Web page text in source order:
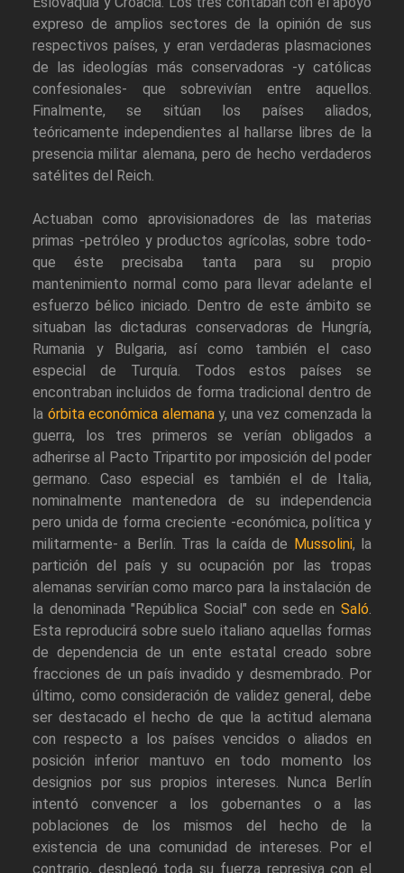
expreso de amplios sectores de la opinión de sus
respectivos países, y eran verdaderas plasmaciones
de las ideologías más conservadoras -y católicas
confesionales- que sobrevivían entre aquellos.
Finalmente, se sitúan los países aliados,
teóricamente independientes al hallarse libres de la
presencia militar alemana, pero de hecho verdaderos
satélites del Reich.
Actuaban como aprovisionadores de las materias
primas -petróleo y productos agrícolas, sobre todo-
que éste precisaba tanta para su propio
mantenimiento normal como para llevar adelante el
esfuerzo bélico iniciado. Dentro de este ámbito se
situaban las dictaduras conservadoras de Hungría,
Rumania y Bulgaria, así como también el caso
especial de Turquía. Todos estos países se
encontraban incluidos de forma tradicional dentro de
la órbita económica alemanay, una vez comenzada la
guerra, los tres primeros se verían obligados a
adherirse al Pacto Tripartito por imposición del poder
germano. Caso especial es también el de Italia,
nominalmente mantenedora de su independencia
pero unida de forma creciente -económica, política y
militarmente- a Berlín. Tras la caída de Mussolini, la
partición del país y su ocupación por las tropas
alemanas servirían como marco para la instalación de
la denominada "República Social" con sede en Saló.
Esta reproducirá sobre suelo italiano aquellas formas
de dependencia de un ente estatal creado sobre
fracciones de un país invadido y desmembrado. Por
último, como consideración de validez general, debe
ser destacado el hecho de que la actitud alemana
con respecto a los países vencidos o aliados en
posición inferior mantuvo en todo momento los
designios por sus propios intereses. Nunca Berlín
intentó convencer a los gobernantes o a las
poblaciones de los mismos del hecho de la
existencia de una comunidad de intereses. Por el
contrario, desplegó toda su fuerza represiva con el